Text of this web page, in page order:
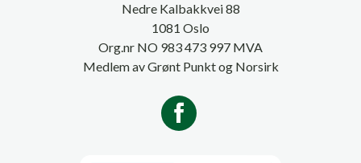
Nedre Kalbakkvei 88
1081 Oslo
Org.nr NO 983 473 997 MVA
Medlem av Grønt Punkt og Norsirk